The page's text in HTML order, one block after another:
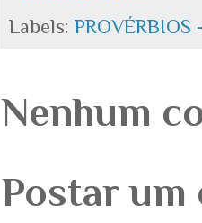
Labels: PROVÉRBIOS -
Nenhum
Postar um